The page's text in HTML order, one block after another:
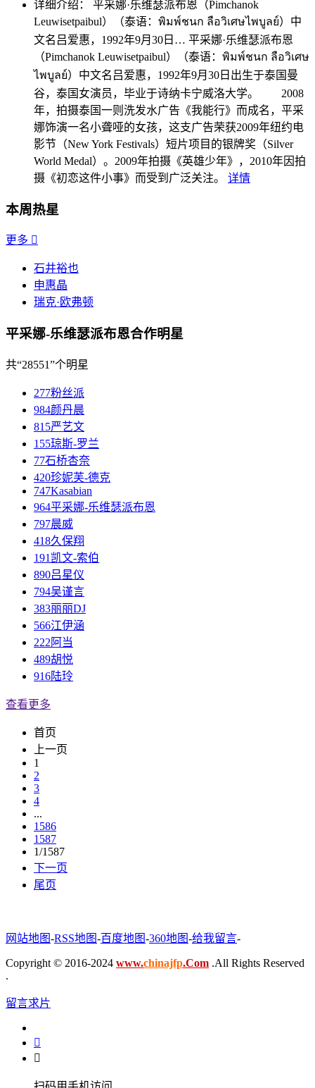
详细介绍：
平采娜·乐维瑟派布恩（Pimchanok
Leuwisetpaibul）（泰语：พิมพ์ชนก ลือวิเศษไพบูลย์）中
文名吕爱惠，1992年9月30日… 平采娜·乐维瑟派布恩
（Pimchanok Leuwisetpaibul）（泰语：พิมพ์ชนก ลือวิเศษ
ไพบูลย์）中文名吕爱惠，1992年9月30日出生于泰国曼
谷，泰国女演员，毕业于诗纳卡宁威洛大学。 2008
年，拍摄泰国一则洗发水广告《我能行》而成名，平采
娜饰演一名小聋哑的女孩，这支广告荣获2009年纽约电
影节（New York Festivals）短片项目的银牌奖（Silver
World Medal）。2009年拍摄《英雄少年》，2010年因拍
摄《初恋这件小事》而受到广泛关注。
详情
本周热星
更多 
石井裕也
申惠晶
瑞克·欧弗顿
平采娜-乐维瑟派布恩合作明星
共“28551”个明星
277粉丝派
984颜丹晨
815严艺文
155琼斯-罗兰
77石桥杏奈
420珍妮芙-德克
747Kasabian
964平采娜-乐维瑟派布恩
797晨威
418久保翔
191 凯文-索伯
890吕星仪
794吴谨言
383丽丽DJ
566江伊涵
222 阿当
489胡悦
916陆玲
查看更多
首页
上一页
1
2
3
4
...
1586
1587
1/1587
下一页
尾页
网站地图-RSS地图-百度地图-360地图-给我留言-
Copyright © 2016-2024 www.chinajfp.Com .All Rights Reserved
.
留言求片

